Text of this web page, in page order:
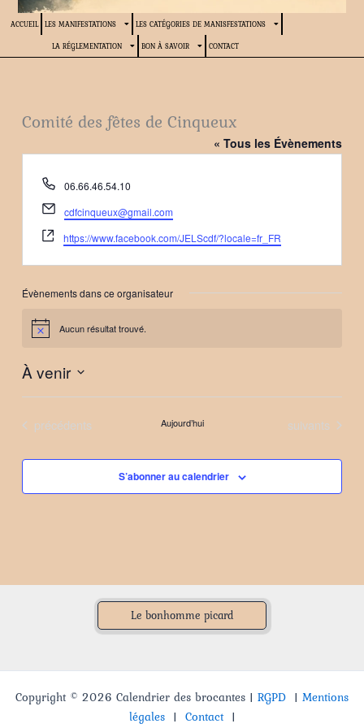
ACCUEIL LES MANIFESTATIONS LES CATÉGORIES DE MANISFESTATIONS
LA RÉGLEMENTATION BON À SAVOIR CONTACT
Comité des fêtes de Cinqueux
« Tous les Évènements
Téléphone
06.66.46.54.10
Email
cdfcinqueux@gmail.com
Site
web
https://www.facebook.com/JELScdf/?locale=fr_FR
Évènements dans ce organisateur
Notice Aucun résultat trouvé.
À venir
Sélectionnez
date.Évènements
précédents Aujourd’hui Évènements
suivants
S’abonner au calendrier
Le bonhomme picard
Copyright © 2026 Calendrier des brocantes | RGPD | Mentions
légales| Contact|